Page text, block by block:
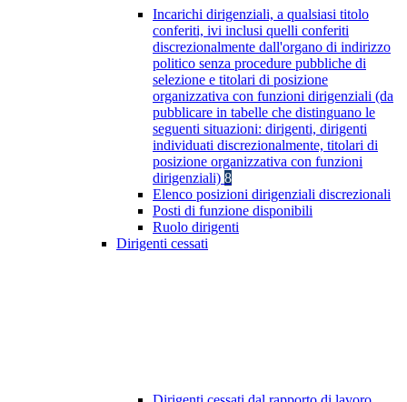
Incarichi dirigenziali, a qualsiasi titolo
conferiti, ivi inclusi quelli conferiti
discrezionalmente dall'organo di indirizzo
politico senza procedure pubbliche di
selezione e titolari di posizione
organizzativa con funzioni dirigenziali (da
pubblicare in tabelle che distinguano le
seguenti situazioni: dirigenti, dirigenti
individuati discrezionalmente, titolari di
posizione organizzativa con funzioni
dirigenziali) 8
Elenco posizioni dirigenziali discrezionali
Posti di funzione disponibili
Ruolo dirigenti
Dirigenti cessati